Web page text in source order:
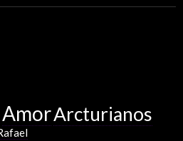
AmorArcturianos